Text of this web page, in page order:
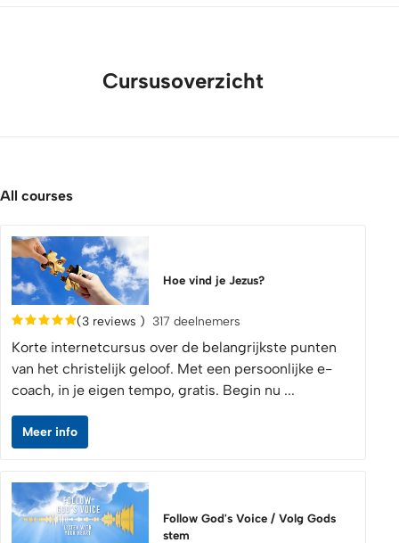
Cursusoverzicht
All courses
Hoe vind je Jezus?
(3 reviews ) 317 deelnemers
Korte internetcursus over de belangrijkste punten
van het christelijk geloof. Met een persoonlijke e-
coach, in je eigen tempo, gratis. Begin nu ...
Meer info
Follow God's Voice / Volg Gods
stem